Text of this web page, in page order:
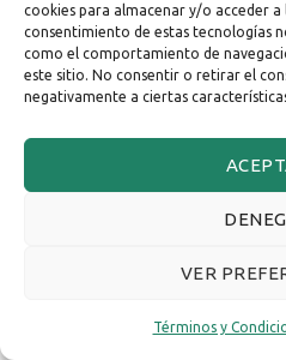
cookies para almacenar y/o acceder
consentimiento de estas tecnologías
como el comportamiento de
este sitio. No consentir o retirar el
negativamente a ciertas
VER
Términos y